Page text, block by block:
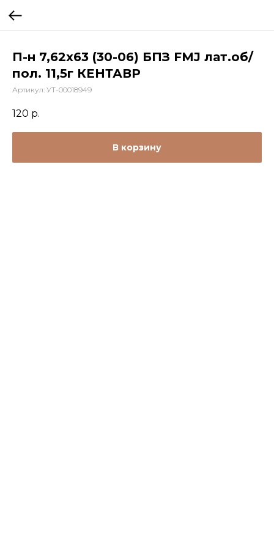
П-н 7,62х63 (30-06) БПЗ FMJ лат.об/
пол. 11,5г КЕНТАВР
Артикул: УТ-00018949
120 р.
В корзину